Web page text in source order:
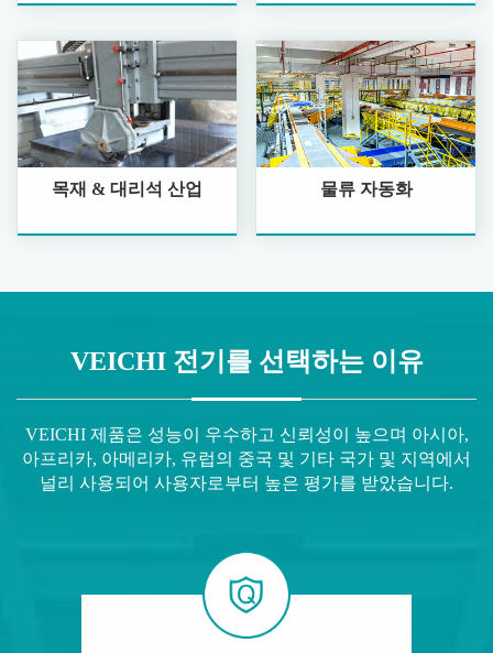
목재 & 대리석 산업 물류 자동화
VEICHI 전기를 선택하는 이유
VEICHI 제품은 성능이 우수하고 신뢰성이 높으며 아시아,
아프리카, 아메리카, 유럽의 중국 및 기타 국가 및 지역에서
널리 사용되어 사용자로부터 높은 평가를 받았습니다.